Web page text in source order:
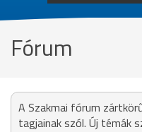
Fórum
A Szakmai fórum
tagjainak szól. Új témák